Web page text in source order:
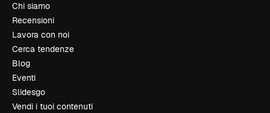
Chi siamo
Recensioni
Lavora con noi
Cerca tendenze
Blog
Eventi
Slidesgo
Vendi i tuoi contenuti